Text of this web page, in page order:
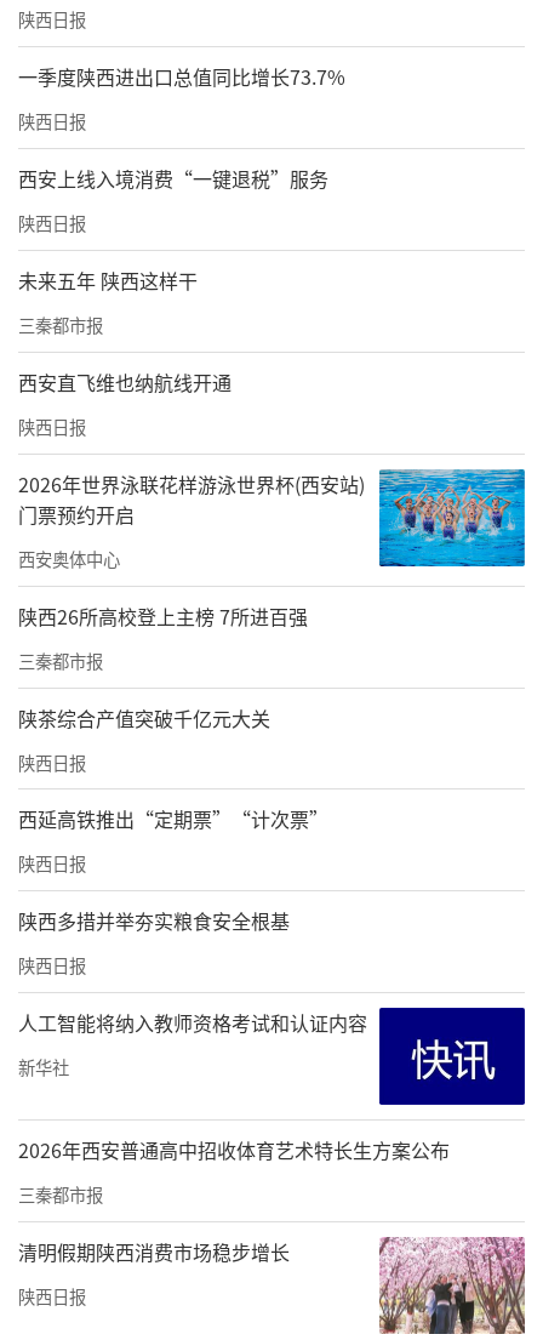
成年人全身的总血量约为4500ml，而患者的总
出血量高达6000ml，相当于将全身血液换了一
遍。
六大学科联合，500分钟深夜作战，当最后一针
缝合完成，黎明的曙光悄然出现，一场生死保
卫战告捷！
3周后，患者迎来第二次手术。
面部总共14块骨骼，她均有粉碎性骨折。神经
密布，血管交错，如何在修复功能、保住容貌
的同时，不让脸上留下疤痕？
陕西日报
一季度陕西进出口总值同比增长73.7%
陕西日报
西安上线入境消费“一键退税”服务
陕西日报
未来五年 陕西这样干
三秦都市报
西安直飞维也纳航线开通
陕西日报
2026年世界泳联花样游泳世界杯(西安站)
门票预约开启
西安奥体中心
陕西26所高校登上主榜 7所进百强
三秦都市报
陕茶综合产值突破千亿元大关
陕西日报
西延高铁推出“定期票”“计次票”
陕西日报
陕西多措并举夯实粮食安全根基
陕西日报
人工智能将纳入教师资格考试和认证内容
新华社
2026年西安普通高中招收体育艺术特长生方案公布
三秦都市报
清明假期陕西消费市场稳步增长
陕西日报